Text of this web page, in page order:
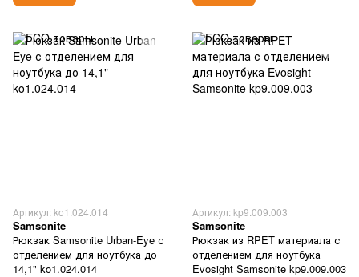
Артикул: ko1.024.014
Samsonite
Рюкзак Samsonite Urban-Eye с
отделением для ноутбука до
14,1" ko1.024.014
Артикул: kp9.009.003
Samsonite
Рюкзак из RPET материала с
отделением для ноутбука
Evosight Samsonite kp9.009.003